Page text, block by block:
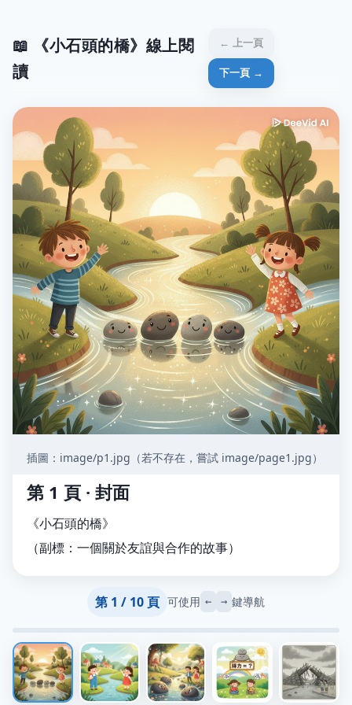
📖 《小石頭的橋》線上閱
讀
← 上一頁
下一頁 →
插圖：image/p1.jpg（若不存在，嘗試 image/page1.jpg）
第 1 頁 · 封面
《小石頭的橋》
（副標：一個關於友誼與合作的故事）
第 1 / 10 頁 可使用 ← → 鍵導航